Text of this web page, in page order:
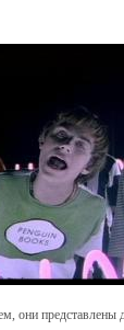
они представлены